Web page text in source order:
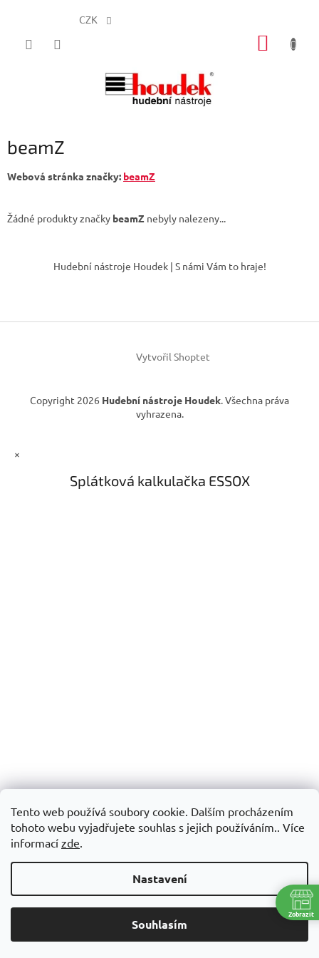
Tento web používá soubory cookie. Dalším procházením
tohoto webu vyjadřujete souhlas s jejich používáním.. Více
informací zde.
Nastavení
Souhlasím
CZK
beamZ
Webová stránka značky: beamZ
Žádné produkty značky beamZ nebyly nalezeny...
í
Hudební nástroje Houdek | S námi Vám to hraje!
Vytvořil Shoptet
Copyright 2026 Hudební nástroje Houdek. Všechna práva
vyhrazena.
×
Splátková kalkulačka ESSOX
Zobrazit